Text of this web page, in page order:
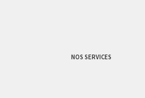
NOS SERVICES